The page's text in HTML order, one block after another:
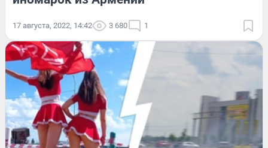
17 августа, 2022, 14:42 3 680 1